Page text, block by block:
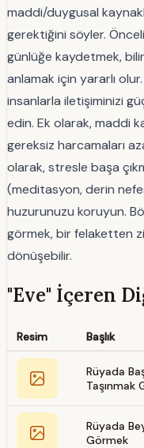
maddi/duygusal
gerektiğini söyler.
günlüğe kaydetmek,
anlamak için yararlı
insanlarla iletişiminizi
edin. Ek olarak, maddi
gereksiz harcamaları
olarak, stresle başa
(meditasyon, derin
huzurunuzu koruyun.
görmek, bir felaketten
dönüşebilir.
"Eve" İçeren
Resim Başlık
Rüyada
Taşınmak
Rüyada
Görmek